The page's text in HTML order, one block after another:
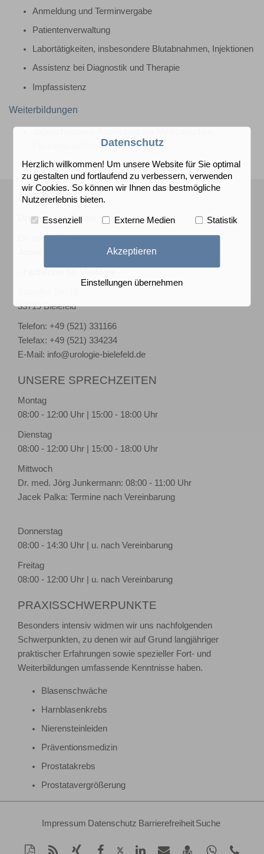
Anmeldung und Terminvergabe
Patientenverwaltung
Labortätigkeiten, insbesondere Blutabnahmen, Injektionen
Assistenz bei Diagnostik und Therapie
Impfassistenz
Weiterbildungen
ÜBER UNS
Urologische Praxis
Dr. med. Jörg Junkermann
33719 Bielefeld
Telefon: +49 (521) 331166
Telefax: +49 (521) 334234
E-Mail: info@urologie-bielefeld.de
UNSERE SPRECHZEITEN
Montag
08:00 - 12:00 Uhr | 15:00 - 18:00 Uhr
Dienstag
08:00 - 12:00 Uhr | 15:00 - 18:00 Uhr
Mittwoch
Dr. med. Jörg Junkermann: 08:00 - 11:00 Uhr
Jacek Palka: Termine nach Vereinbarung
Donnerstag
08:00 - 14:30 Uhr | u. nach Vereinbarung
Freitag
08:00 - 12:00 Uhr | u. nach Vereinbarung
PRAXISSCHWERPUNKTE
Besonders intensiv widmen wir uns nachfolgenden
Schwerpunkten, zu denen wir auf Grund langjähriger
praktischer Erfahrungen sowie spezieller Fort- und
Weiterbildungen umfassende Kenntnisse haben.
Blasenschwäche
Harnblasenkrebs
Nierensteinleiden
Präventionsmedizin
Prostatakrebs
Prostatavergrößerung
Impressum Datenschutz Barrierefreiheit Suche
Diese
RSS-
Auf
Auf
Per
vCard
Auf
Datenschutz
Herzlich willkommen! Um unsere Website für Sie optimal
zu gestalten und fortlaufend zu verbessern, verwenden
wir Cookies. So können wir Ihnen das bestmögliche
Nutzererlebnis bieten.
Essenziell Externe Medien Statistik
Akzeptieren
Einstellungen übernehmen